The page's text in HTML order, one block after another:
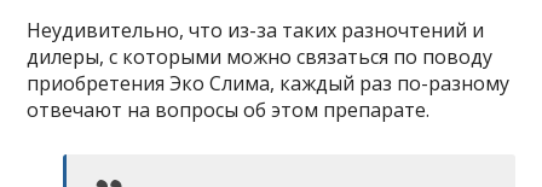
Неудивительно, что из-за таких разночтений и
дилеры, с которыми можно связаться по поводу
приобретения Эко Слима, каждый раз по-разному
отвечают на вопросы об этом препарате.